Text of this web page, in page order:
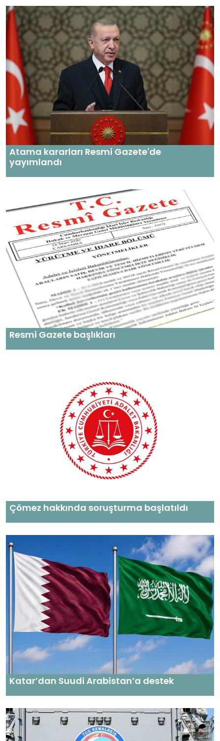
Atama kararları Resmi Gazete'de
yayımlandı
Resmi Gazete başlıkları
Çömez hakkında soruşturma başlatıldı
Katar’dan Suudi Arabistan’a destek